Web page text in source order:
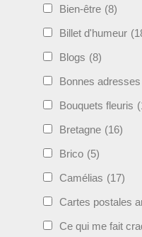
Bien-être (8)
Billet d'humeur
Blogs (8)
Bonnes adresses
Bouquets fleuris
Bretagne (16)
Brico (5)
Camélias (17)
Cartes postales
Ce qui me fait